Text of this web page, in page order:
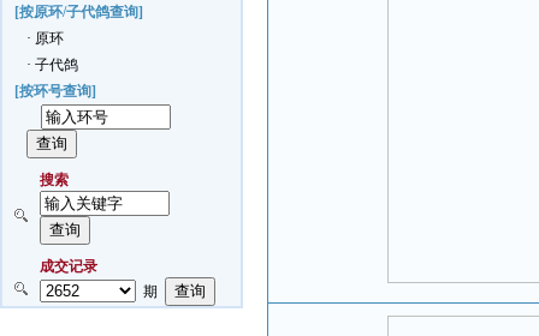
[按原环/子代鸽查询]
· 原环
· 子代鸽
[按环号查询]
搜索
成交记录
期